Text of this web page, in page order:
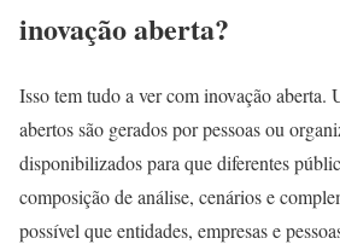
inovação aberta?
Isso tem tudo a ver com inovação aberta.
abertos são gerados por pessoas ou
disponibilizados para que diferentes
composição de análise, cenários e
possível que entidades, empresas e